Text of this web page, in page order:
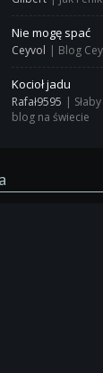
Nie mogę spać
Ceyvol | Blog
Kocioł jadu
Rafał9595 |
blog na świecie